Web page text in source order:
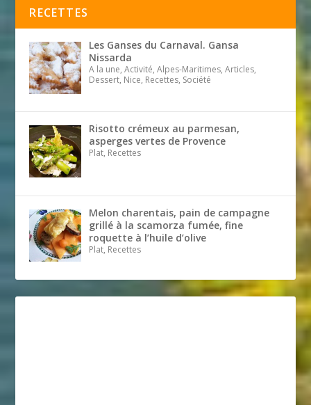
RECETTES
Les Ganses du Carnaval. Gansa
Nissarda
A la une, Activité, Alpes-Maritimes, Articles,
Dessert, Nice, Recettes, Société
Risotto crémeux au parmesan,
asperges vertes de Provence
Plat, Recettes
Melon charentais, pain de campagne
grillé à la scamorza fumée, fine
roquette à l’huile d’olive
Plat, Recettes